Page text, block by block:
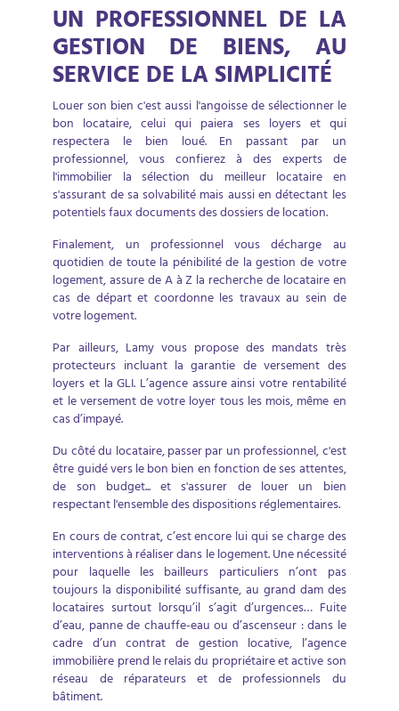
UN PROFESSIONNEL DE LA
GESTION DE BIENS, AU
SERVICE DE LA SIMPLICITÉ
Louer son bien c'est aussi l'angoisse de sélectionner le
bon locataire, celui qui paiera ses loyers et qui
respectera le bien loué. En passant par un
professionnel, vous confierez à des experts de
l'immobilier la sélection du meilleur locataire en
s'assurant de sa solvabilité mais aussi en détectant les
potentiels faux documents des dossiers de location.
Finalement, un professionnel vous décharge au
quotidien de toute la pénibilité de la gestion de votre
logement, assure de A à Z la recherche de locataire en
cas de départ et coordonne les travaux au sein de
votre logement.
Par ailleurs, Lamy vous propose des mandats très
protecteurs incluant la garantie de versement des
loyers et la GLI. L’agence assure ainsi votre rentabilité
et le versement de votre loyer tous les mois, même en
cas d’impayé.
Du côté du locataire, passer par un professionnel, c'est
être guidé vers le bon bien en fonction de ses attentes,
de son budget... et s'assurer de louer un bien
respectant l'ensemble des dispositions réglementaires.
En cours de contrat, c’est encore lui qui se charge des
interventions à réaliser dans le logement. Une nécessité
pour laquelle les bailleurs particuliers n’ont pas
toujours la disponibilité suffisante, au grand dam des
locataires surtout lorsqu’il s’agit d’urgences… Fuite
d’eau, panne de chauffe-eau ou d’ascenseur : dans le
cadre d’un contrat de gestion locative, l’agence
immobilière prend le relais du propriétaire et active son
réseau de réparateurs et de professionnels du
bâtiment.